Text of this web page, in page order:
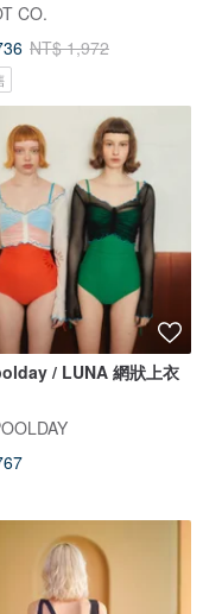
CO.
NT$ 1,972
/ LUNA 網狀上衣